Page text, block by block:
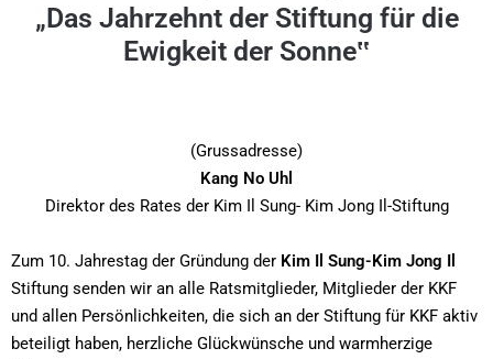
„Das Jahrzehnt der Stiftung für die
Ewigkeit der Sonne‟
(Grussadresse)
Kang No Uhl
Direktor des Rates der Kim Il Sung- Kim Jong Il-Stiftung
Zum 10. Jahrestag der Gründung der Kim Il Sung-Kim Jong Il
Stiftung senden wir an alle Ratsmitglieder, Mitglieder der KKF
und allen Persönlichkeiten, die sich an der Stiftung für KKF aktiv
beteiligt haben, herzliche Glückwünsche und warmherzige